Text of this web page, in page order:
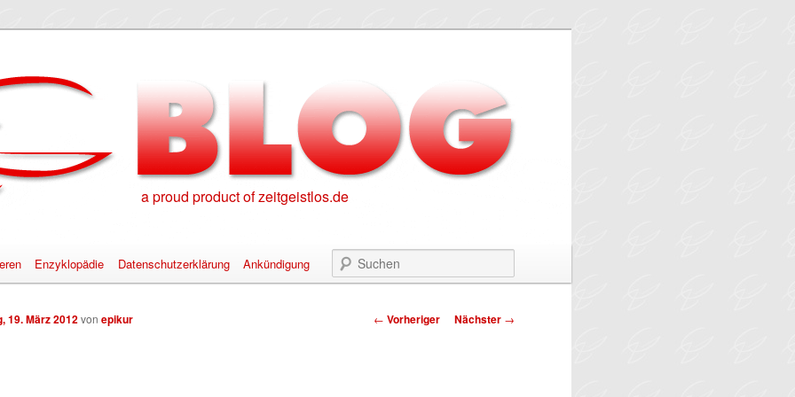
a proud product of zeitgeistlos.de
springen
springen
Enzyklopädie Datenschutzerklärung Ankündigung
Beitragsnavigation
← Vorheriger Nächster →
19. März 2012von epikur